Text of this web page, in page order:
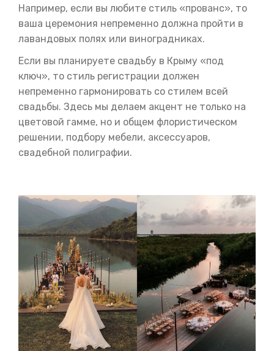
Например, если вы любите стиль «прованс», то
ваша церемония непременно должна пройти в
лавандовых полях или виноградниках.
Если вы планируете свадьбу в Крыму «под
ключ», то стиль регистрации должен
непременно гармонировать со стилем всей
свадьбы. Здесь мы делаем акцент не только на
цветовой гамме, но и общем флористическом
решении, подбору мебели, аксессуаров,
свадебной полиграфии.